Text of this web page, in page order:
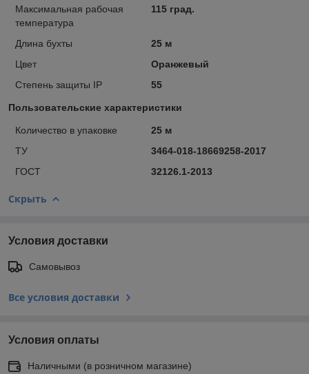
Максимальная рабочая
температура
115 град.
Длина бухты
25 м
Цвет
Оранжевый
Степень защиты IP
55
Пользовательские характеристики
Количество в упаковке
25 м
ТУ
3464-018-18669258-2017
ГОСТ
32126.1-2013
Скрыть
Условия доставки
Самовывоз
Все условия доставки
Условия оплаты
Наличными (в розничном магазине)